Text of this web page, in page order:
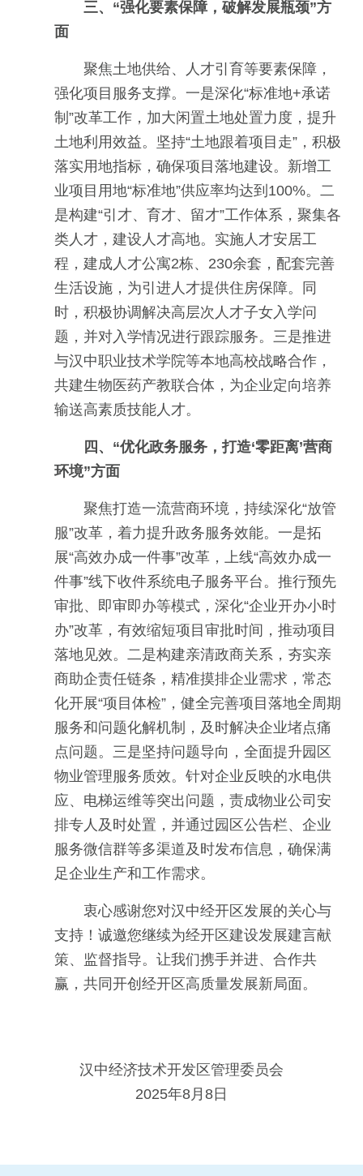
三、“强化要素保障，破解发展瓶颈”方
面
聚焦土地供给、人才引育等要素保障，
强化项目服务支撑。一是深化“标准地+承诺
制”改革工作，加大闲置土地处置力度，提升
土地利用效益。坚持“土地跟着项目走”，积极
落实用地指标，确保项目落地建设。新增工
业项目用地“标准地”供应率均达到100%。二
是构建“引才、育才、留才”工作体系，聚集各
类人才，建设人才高地。实施人才安居工
程，建成人才公寓2栋、230余套，配套完善
生活设施，为引进人才提供住房保障。同
时，积极协调解决高层次人才子女入学问
题，并对入学情况进行跟踪服务。三是推进
与汉中职业技术学院等本地高校战略合作，
共建生物医药产教联合体，为企业定向培养
输送高素质技能人才。
四、“优化政务服务，打造‘零距离’营商
环境”方面
聚焦打造一流营商环境，持续深化“放管
服”改革，着力提升政务服务效能。一是拓
展“高效办成一件事”改革，上线“高效办成一
件事”线下收件系统电子服务平台。推行预先
审批、即审即办等模式，深化“企业开办小时
办”改革，有效缩短项目审批时间，推动项目
落地见效。二是构建亲清政商关系，夯实亲
商助企责任链条，精准摸排企业需求，常态
化开展“项目体检”，健全完善项目落地全周期
服务和问题化解机制，及时解决企业堵点痛
点问题。三是坚持问题导向，全面提升园区
物业管理服务质效。针对企业反映的水电供
应、电梯运维等突出问题，责成物业公司安
排专人及时处置，并通过园区公告栏、企业
服务微信群等多渠道及时发布信息，确保满
足企业生产和工作需求。
衷心感谢您对汉中经开区发展的关心与
支持！诚邀您继续为经开区建设发展建言献
策、监督指导。让我们携手并进、合作共
赢，共同开创经开区高质量发展新局面。
汉中经济技术开发区管理委员会
2025年8月8日